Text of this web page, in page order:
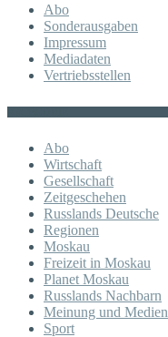
Abo
Sonderausgaben
Impressum
Mediadaten
Vertriebsstellen
Abo
Wirtschaft
Gesellschaft
Zeitgeschehen
Russlands Deutsche
Regionen
Moskau
Freizeit in Moskau
Planet Moskau
Russlands Nachbarn
Meinung und Medien
Sport